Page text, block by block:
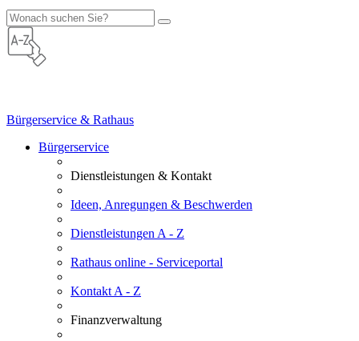
Bürgerservice & Rathaus
Bürgerservice
Dienstleistungen & Kontakt
Ideen, Anregungen & Beschwerden
Dienstleistungen A - Z
Rathaus online - Serviceportal
Kontakt A - Z
Finanzverwaltung